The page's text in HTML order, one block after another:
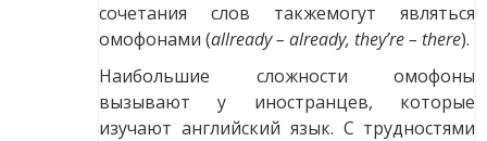
сочетания слов такжемогут являться
омофонами (allready – already, they’re – there).
Наибольшие сложности омофоны
вызывают у иностранцев, которые
изучают английский язык. С трудностями